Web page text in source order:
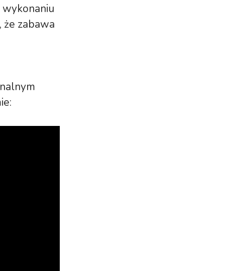
wykonaniu
zabawa